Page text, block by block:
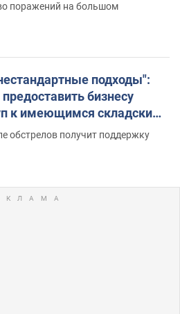
поражений на большом
подходы":
бизнесу
к имеющимся складским
обстрелов получит поддержку